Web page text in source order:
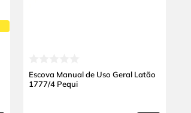
Escova Manual de Uso Geral Latão
1777/4 Pequi